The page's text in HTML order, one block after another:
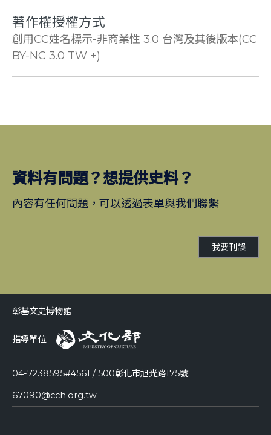
著作權授權方式
創用CC姓名標示-非商業性 3.0 台灣及其後版本(CC
BY-NC 3.0 TW +)
資料有問題？想提供史料？
內容有任何問題，可以透過表單與我們聯繫
我要刊誤
彰基文史博物館
指導單位:
04-7238595#4561 / 500彰化市旭光路175號
67090@cch.org.tw